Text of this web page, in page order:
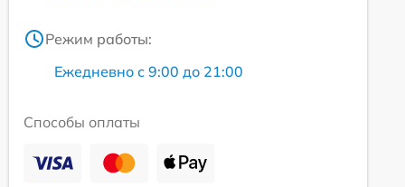
Режим работы:
Ежедневно с 9:00 до 21:00
Способы оплаты